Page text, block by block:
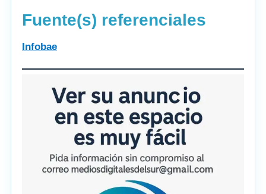
Fuente(s) referenciales
Infobae